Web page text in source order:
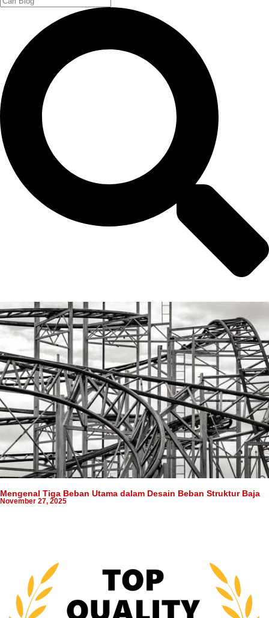
Mengenal Tiga Beban Utama dalam Desain Beban Struktur Baja
November 27, 2025